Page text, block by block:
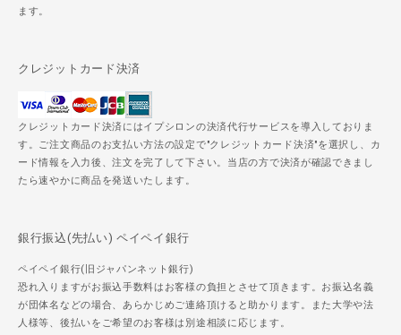
ます。
クレジットカード決済
クレジットカード決済にはイプシロンの決済代行サービスを導入しておりま
す。ご注文商品のお支払い方法の設定で"クレジットカード決済"を選択し、カ
ード情報を入力後、注文を完了して下さい。当店の方で決済が確認できまし
たら速やかに商品を発送いたします。
銀行振込(先払い) ペイペイ銀行
ペイペイ銀行(旧ジャパンネット銀行)
恐れ入りますがお振込手数料はお客様の負担とさせて頂きます。お振込名義
が団体名などの場合、あらかじめご連絡頂けると助かります。また大学や法
人様等、後払いをご希望のお客様は別途相談に応じます。